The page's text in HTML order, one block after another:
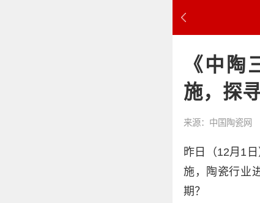
《中
施，探
来源：中国陶瓷网
昨日（12月1
施，陶瓷行业
期？